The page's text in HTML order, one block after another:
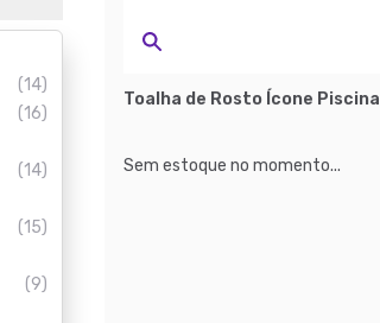
(14)
(16)
(14)
(15)
(9)
Toalha de Rosto Ícone Piscina
Sem estoque no momento...